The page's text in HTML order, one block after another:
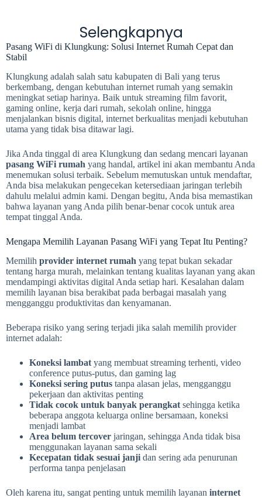
Selengkapnya
Pasang WiFi di Klungkung: Solusi Internet Rumah Cepat dan
Stabil
Klungkung adalah salah satu kabupaten di Bali yang terus
berkembang, dengan kebutuhan internet rumah yang semakin
meningkat setiap harinya. Baik untuk streaming film favorit,
gaming online, kerja dari rumah, sekolah online, hingga
menjalankan bisnis digital, internet berkualitas menjadi kebutuhan
utama yang tidak bisa ditawar lagi.
Jika Anda tinggal di area Klungkung dan sedang mencari layanan
pasang WiFi rumah yang handal, artikel ini akan membantu Anda
menemukan solusi terbaik. Sebelum memutuskan untuk mendaftar,
Anda bisa melakukan pengecekan ketersediaan jaringan terlebih
dahulu melalui admin kami. Dengan begitu, Anda bisa memastikan
bahwa layanan yang Anda pilih benar-benar cocok untuk area
tempat tinggal Anda.
Mengapa Memilih Layanan Pasang WiFi yang Tepat Itu Penting?
Memilih provider internet rumah yang tepat bukan sekadar
tentang harga murah, melainkan tentang kualitas layanan yang akan
mendampingi aktivitas digital Anda setiap hari. Kesalahan dalam
memilih layanan bisa berakibat pada berbagai masalah yang
mengganggu produktivitas dan kenyamanan.
Beberapa risiko yang sering terjadi jika salah memilih provider
internet adalah:
Koneksi lambat yang membuat streaming terhenti, video
conference putus-putus, dan gaming lag
Koneksi sering putus tanpa alasan jelas, mengganggu
pekerjaan dan aktivitas penting
Tidak cocok untuk banyak perangkat sehingga ketika
beberapa anggota keluarga online bersamaan, koneksi
menjadi lambat
Area belum tercover jaringan, sehingga Anda tidak bisa
menggunakan layanan sama sekali
Kecepatan tidak sesuai janji dan sering ada penurunan
performa tanpa penjelasan
Oleh karena itu, sangat penting untuk memilih layanan internet